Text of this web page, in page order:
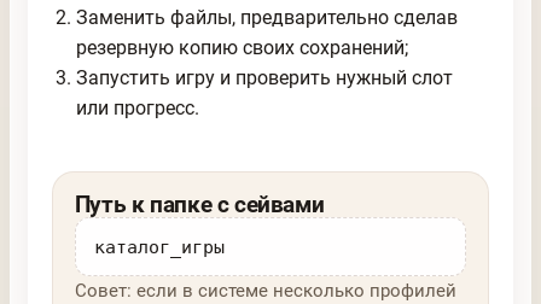
Заменить файлы, предварительно сделав
резервную копию своих сохранений;
Запустить игру и проверить нужный слот
или прогресс.
Путь к папке с сейвами
каталог_игры
Совет: если в системе несколько профилей